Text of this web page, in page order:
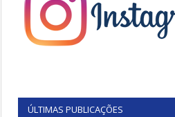
ÚLTIMAS PUBLICAÇÕES